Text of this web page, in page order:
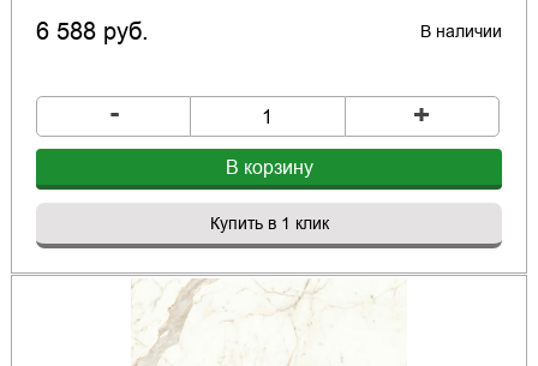
6 588 руб. В наличии
- +
В корзину
Купить в 1 клик